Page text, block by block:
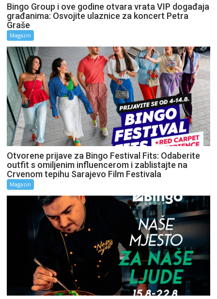
Bingo Group i ove godine otvara vrata VIP događaja
građanima: Osvojite ulaznice za koncert Petra
Graše
Magazin
Otvorene prijave za Bingo Festival Fits: Odaberite
outfit s omiljenim influencerom i zablistajte na
Crvenom tepihu Sarajevo Film Festivala
Magazin